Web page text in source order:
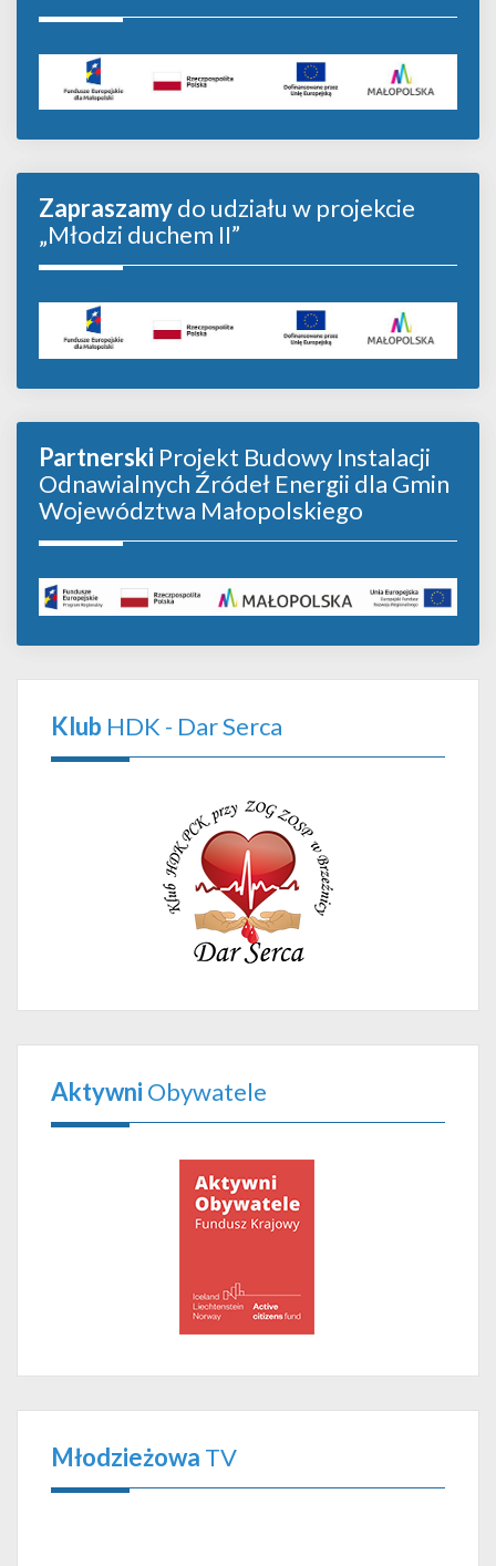
Zapraszamydo udziału w projekcie
„Młodzi duchem II”
Partnerski Projekt Budowy Instalacji
Odnawialnych Źródeł Energii dla Gmin
Województwa Małopolskiego
Klub HDK - Dar Serca
Aktywni Obywatele
Młodzieżowa TV